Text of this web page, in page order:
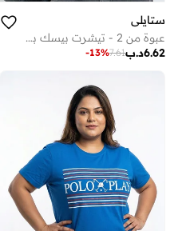
ستايلي
عبوة من 2 - تيشرت بيسك بدون أكمام
د.ب6.62
7.61
-13%